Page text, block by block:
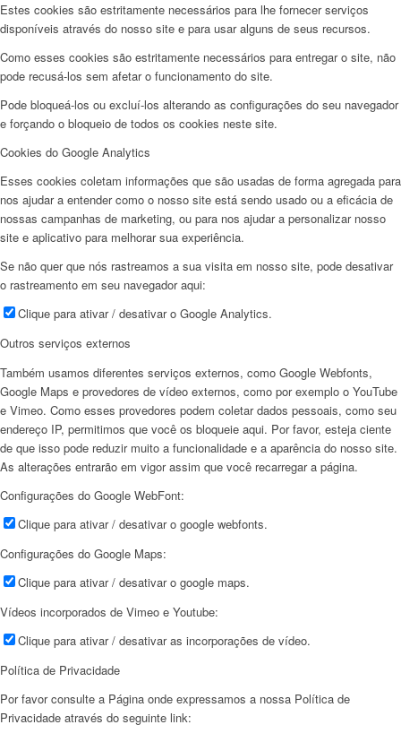
Estes cookies são estritamente necessários para lhe fornecer serviços
disponíveis através do nosso site e para usar alguns de seus recursos.
Como esses cookies são estritamente necessários para entregar o site, não
pode recusá-los sem afetar o funcionamento do site.
Pode bloqueá-los ou excluí-los alterando as configurações do seu navegador
e forçando o bloqueio de todos os cookies neste site.
Cookies do Google Analytics
Esses cookies coletam informações que são usadas de forma agregada para
nos ajudar a entender como o nosso site está sendo usado ou a eficácia de
nossas campanhas de marketing, ou para nos ajudar a personalizar nosso
site e aplicativo para melhorar sua experiência.
Se não quer que nós rastreamos a sua visita em nosso site, pode desativar
o rastreamento em seu navegador aqui:
Clique para ativar / desativar o Google Analytics.
Outros serviços externos
Também usamos diferentes serviços externos, como Google Webfonts,
Google Maps e provedores de vídeo externos, como por exemplo o YouTube
e Vimeo. Como esses provedores podem coletar dados pessoais, como seu
endereço IP, permitimos que você os bloqueie aqui. Por favor, esteja ciente
de que isso pode reduzir muito a funcionalidade e a aparência do nosso site.
As alterações entrarão em vigor assim que você recarregar a página.
Configurações do Google WebFont:
Clique para ativar / desativar o google webfonts.
Configurações do Google Maps:
Clique para ativar / desativar o google maps.
Vídeos incorporados de Vimeo e Youtube:
Clique para ativar / desativar as incorporações de vídeo.
Política de Privacidade
Por favor consulte a Página onde expressamos a nossa Política de
Privacidade através do seguinte link: